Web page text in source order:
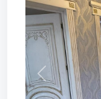
Prev